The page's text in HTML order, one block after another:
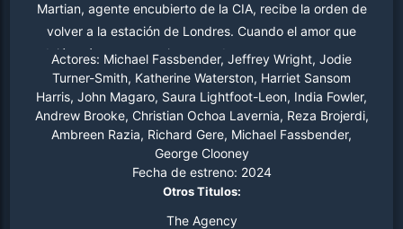
Martian, agente encubierto de la CIA, recibe la orden de
volver a la estación de Londres. Cuando el amor que
dejó atrás reaparece inesperadamente, su romance se
reaviva y ambos se ven envueltos en un juego mortal de
intriga y espionaje internacional.
Actores: Michael Fassbender, Jeffrey Wright, Jodie
Turner-Smith, Katherine Waterston, Harriet Sansom
Harris, John Magaro, Saura Lightfoot-Leon, India Fowler,
Andrew Brooke, Christian Ochoa Lavernia, Reza Brojerdi,
Ambreen Razia, Richard Gere, Michael Fassbender,
George Clooney
Fecha de estreno: 2024
Otros Titulos:
The Agency